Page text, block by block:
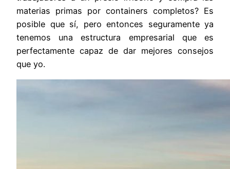
materias primas por containers completos? Es
posible que sí, pero entonces seguramente ya
tenemos una estructura empresarial que es
perfectamente capaz de dar mejores consejos
que yo.